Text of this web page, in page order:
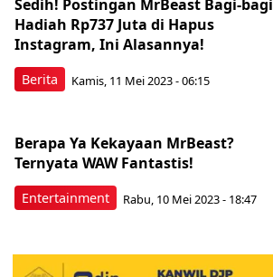
Berita
Sedih! Postingan MrBeast Bagi-bagi
Hadiah Rp737 Juta di Hapus
Instagram, Ini Alasannya!
Kamis, 11 Mei 2023 - 06:15
Entertainment
Berapa Ya Kekayaan MrBeast?
Ternyata WAW Fantastis!
Rabu, 10 Mei 2023 - 18:47